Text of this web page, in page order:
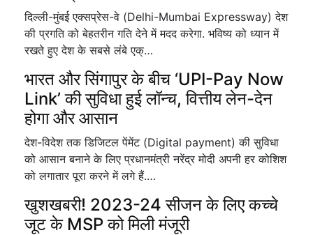
दिल्ली-मुंबई एक्सप्रेस-वे (Delhi-Mumbai Expressway) देश
की प्रगति को बेहतरीन गति देने में मदद करेगा. भविष्य को ध्यान में
रखते हुए देश के सबसे लंबे एक्…
भारत और सिंगापुर के बीच ‘UPI-Pay Now
Link’ की सुविधा हुई लॉन्च, वित्तीय लेन-देन
होगा और आसान
देश-विदेश तक डिजिटल पेंमेंट (Digital payment) की सुविधा
को आसान बनाने के लिए प्रधानमंत्री नरेंद्र मोदी अपनी हर कोशिश
को लगातार पूरा करने में लगे हैं.…
खुशखबरी! 2023-24 सीजन के लिए कच्चे
जूट के MSP को मिली मंजूरी